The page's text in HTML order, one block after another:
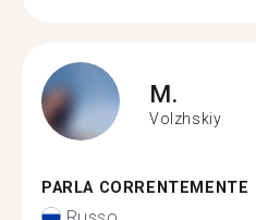
M.
Volzhskiy
PARLA CORRENTEMENTE